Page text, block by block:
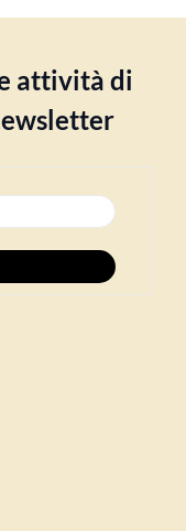
attività di